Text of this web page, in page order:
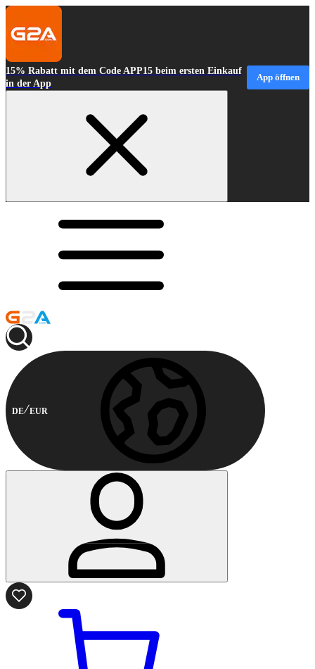
15% Rabatt mit dem Code APP15 beim ersten Einkauf
in der App
App öffnen
DE EUR